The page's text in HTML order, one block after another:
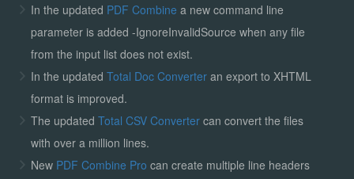
In the updated PDF Combine a new command line
parameter is added -IgnoreInvalidSource when any file
from the input list does not exist.
In the updated Total Doc Converter an export to XHTML
format is improved.
The updated Total CSV Convertercan convert the files
with over a million lines.
New PDF Combine Pro can create multiple line headers